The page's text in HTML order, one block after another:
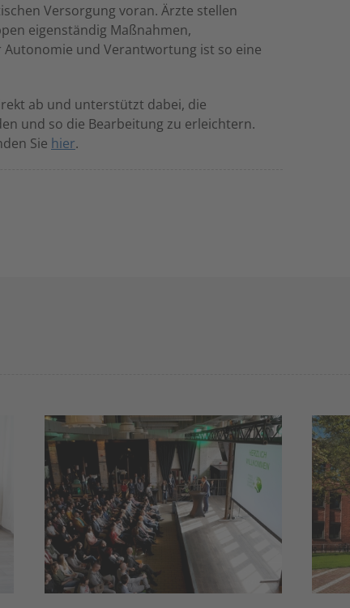
Versorgung voran. Ärzte stellen
eigenständig Maßnahmen,
und Verantwortung ist so eine
ab und unterstützt dabei, die
und so die Bearbeitung zu erleichtern.
Sie hier.